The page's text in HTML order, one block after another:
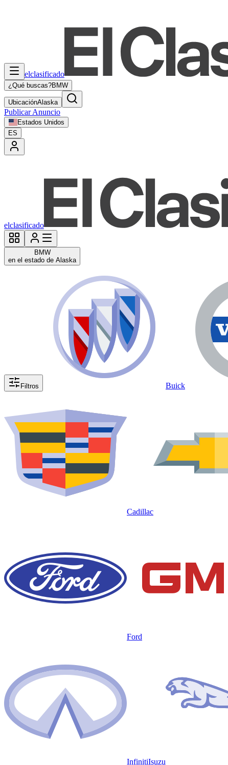
elclasificado
¿Qué buscas?BMW
UbicaciónAlaska
Publicar Anuncio
Estados Unidos
ES
elclasificado
BMW
en el estado de Alaska
Filtros Buick
Cadillac
Ford
InfinitiIsuzu